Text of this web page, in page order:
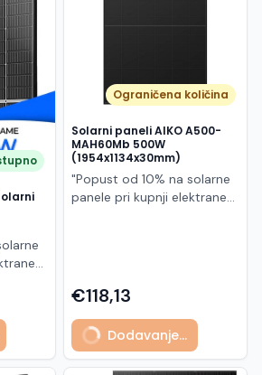
Ograničena količina
Solarni paneli AIKO A500-
MAH60Mb 500W
(1954x1134x30mm)
"Popust od 10% na solarne
panele pri kupnji elektrane
500 W iz Neostar 2S serije,
baziran na naprednoj N-
type ABC (All Back Contact)
tehnologiji. Ovaj panel je
namijenjen za moderne
€118,13
Dodavanje...